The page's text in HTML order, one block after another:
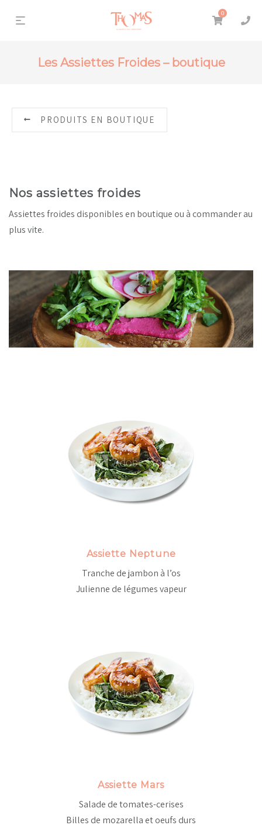
0
Les Assiettes Froides – boutique
PRODUITS EN BOUTIQUE
Nos assiettes froides
Assiettes froides disponibles en boutique ou à commander au
plus vite.
Assiette Neptune
Tranche de jambon à l’os
Julienne de légumes vapeur
Assiette Mars
Salade de tomates-cerises
Billes de mozarella et oeufs durs